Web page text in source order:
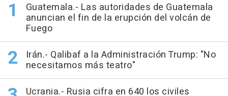
Guatemala.- Las autoridades de Guatemala
anuncian el fin de la erupción del volcán de
Fuego
Irán.- Qalibaf a la Administración Trump: "No
necesitamos más teatro"
Ucrania.- Rusia cifra en 640 los civiles